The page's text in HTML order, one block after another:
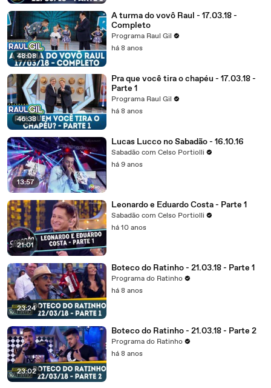
48:08
A turma do vovô Raul - 17.03.18 -
Completo
Programa Raul Gil
há 8 anos
46:38
Pra que você tira o chapéu - 17.03.18 -
Parte 1
Programa Raul Gil
há 8 anos
13:57
Lucas Lucco no Sabadão - 16.10.16
Sabadão com Celso Portiolli
há 9 anos
21:01
Leonardo e Eduardo Costa - Parte 1
Sabadão com Celso Portiolli
há 10 anos
23:24
Boteco do Ratinho - 21.03.18 - Parte 1
Programa do Ratinho
há 8 anos
23:02
Boteco do Ratinho - 21.03.18 - Parte 2
Programa do Ratinho
há 8 anos